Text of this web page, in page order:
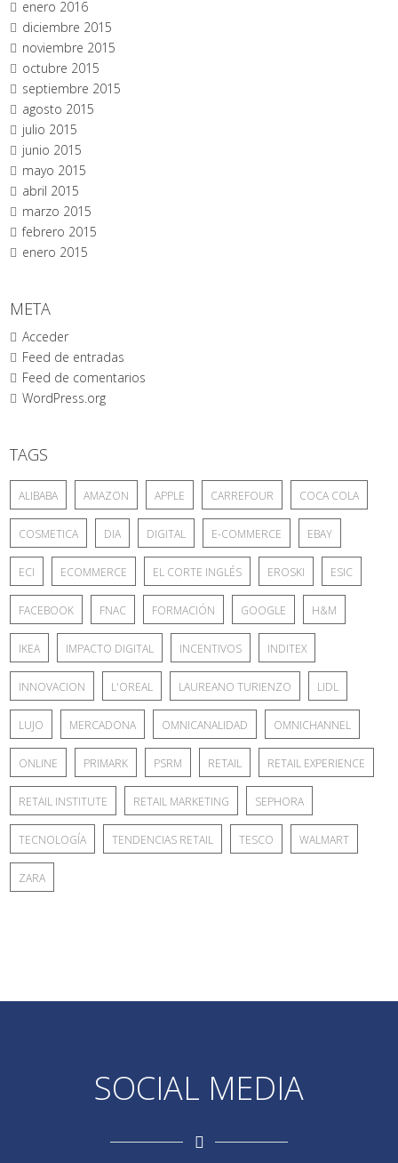
enero 2016
diciembre 2015
noviembre 2015
octubre 2015
septiembre 2015
agosto 2015
julio 2015
junio 2015
mayo 2015
abril 2015
marzo 2015
febrero 2015
enero 2015
META
Acceder
Feed de entradas
Feed de comentarios
WordPress.org
TAGS
ALIBABA AMAZON APPLE CARREFOUR COCA COLA
COSMETICA DIA DIGITAL E-COMMERCE EBAY
ECI ECOMMERCE EL CORTE INGLÉS EROSKI ESIC
FACEBOOK FNAC FORMACIÓN GOOGLE H&M
IKEA IMPACTO DIGITAL INCENTIVOS INDITEX
INNOVACION L'OREAL LAUREANO TURIENZO LIDL
LUJO MERCADONA OMNICANALIDAD OMNICHANNEL
ONLINE PRIMARK PSRM RETAIL RETAIL EXPERIENCE
RETAIL INSTITUTE RETAIL MARKETING SEPHORA
TECNOLOGÍA TENDENCIAS RETAIL TESCO WALMART
ZARA
SOCIAL MEDIA